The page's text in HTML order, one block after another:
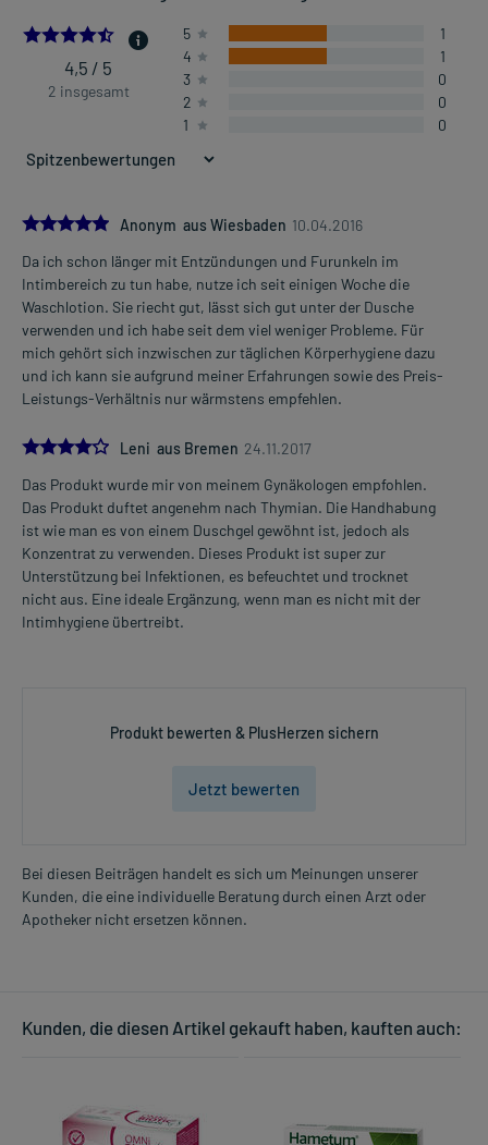
4.5
4,5 / 5
2 insgesamt
5
1
4
1
3
0
2
0
1
0
5.0Anonym aus Wiesbaden 10.04.2016
Da ich schon länger mit Entzündungen und Furunkeln im
Intimbereich zu tun habe, nutze ich seit einigen Woche die
Waschlotion. Sie riecht gut, lässt sich gut unter der Dusche
verwenden und ich habe seit dem viel weniger Probleme. Für
mich gehört sich inzwischen zur täglichen Körperhygiene dazu
und ich kann sie aufgrund meiner Erfahrungen sowie des Preis-
Leistungs-Verhältnis nur wärmstens empfehlen.
4.0
Leni aus Bremen 24.11.2017
Das Produkt wurde mir von meinem Gynäkologen empfohlen.
Das Produkt duftet angenehm nach Thymian. Die Handhabung
ist wie man es von einem Duschgel gewöhnt ist, jedoch als
Konzentrat zu verwenden. Dieses Produkt ist super zur
Unterstützung bei Infektionen, es befeuchtet und trocknet
nicht aus. Eine ideale Ergänzung, wenn man es nicht mit der
Intimhygiene übertreibt.
Produkt bewerten & PlusHerzen sichern
Jetzt bewerten
Bei diesen Beiträgen handelt es sich um Meinungen unserer
Kunden, die eine individuelle Beratung durch einen Arzt oder
Apotheker nicht ersetzen können.
Kunden, die diesen Artikel gekauft haben, kauften auch: